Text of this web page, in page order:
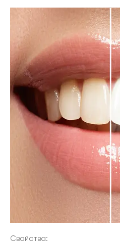
Свойства: